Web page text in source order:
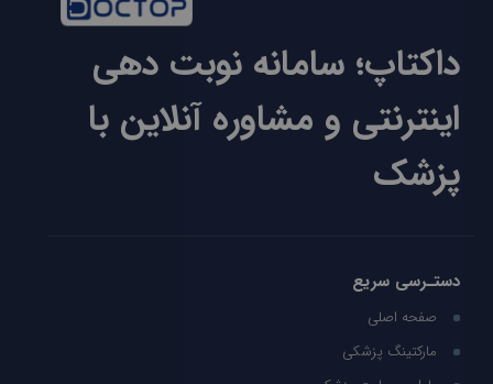
داکتاپ؛ سامانه نوبت دهی
اینترنتی و مشاوره آنلاین با
پزشک
دستـرسی سریع
صفحه اصلی
مارکتینگ پزشکی